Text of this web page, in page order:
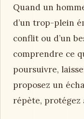
Quand un
d’un trop-plein
conflit ou d’un
comprendre ce
poursuivre,
proposez un
répète, protégez